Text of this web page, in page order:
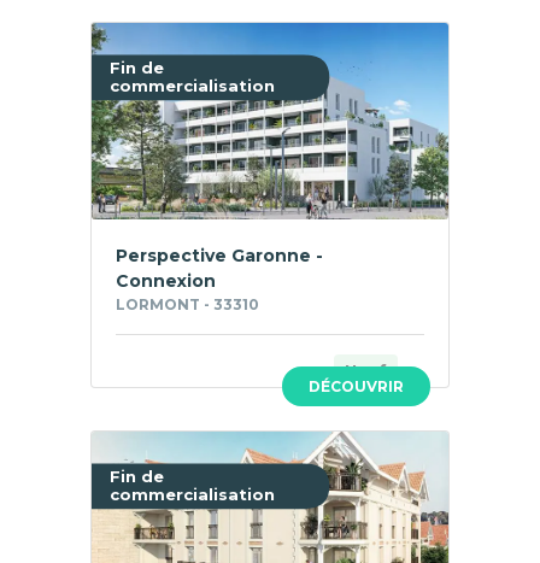
Fin de
commercialisation
DÉCOUVRIR
Perspective Garonne -
Connexion
LORMONT - 33310
Neuf
Fin de
commercialisation